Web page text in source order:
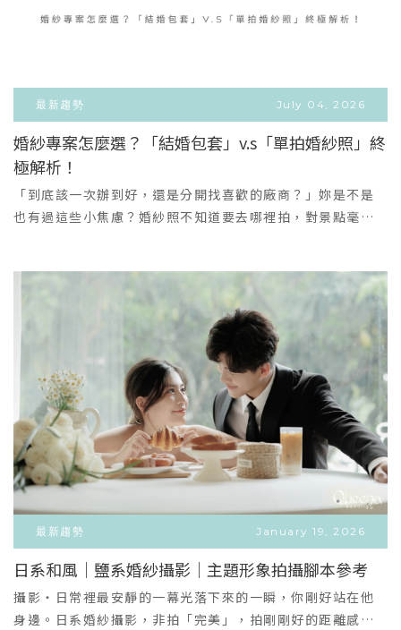
肚子裡的小生命，正在悄悄改變妳的人生。無論是全家團
放大框/桌框），由一條龍專業團隊完整打理：👨‍👩‍👧‍👦 經典
全家福：手機裡總不缺照片，但有多久沒有一張「全家人都
到齊、每個人都完美」的正式合照了？不管是送給父母的結
婚週年禮物，還是家族跨世代的傳承合影，我們替你凝結全
家人一瞬間的時光。🤰 溫柔孕婦婚紗：產檢及日常生活都穩
定健康的話建議在懷孕 32-36 週留影。歡迎自備服裝道具與
婦手工婚紗，完美襯托孕媽咪出最優雅的線條，修飾身形，
紀錄生命最初的奇妙蛻變！🐶 寵物毛孩寫真：寵物就是我們
的家人！有毛、無毛的寶貝我們都歡迎！昆娜擁有獨立的專
業攝影棚與耐心的團隊，善於捕捉寶貝與妳之間最真摯、最
互相信任的眼神互動。(本項可與全家福、孕婦婚紗完美結合
拍攝)Q：專案價格是多少？內容有什麼？A：昆娜全家福專案
36800起、孕婦寫真及寵物寫真專案28800起，內含昆娜立
體攝影棚拍攝、2套女生禮服、20組相片(含電子檔)入冊、相
本相框......等。男生如果需要西服可另外加選，會由我們的專
業西服工作室【品位室西服】提供服務唷！Q：我有預算考
量，希望可以抓在$XXXXX，可以嗎？A：可以喔！一樣是來
店裡請顧問規劃，看有哪些內容慢慢討論刪減，去蕪存菁！
盡量留下您想要的內容，幫您規劃在預算內。Q：有小朋友的
衣服嗎？A：小男生自備。昆娜有女生的小花童服，適用身高
大約在90-110公分。如果更高可以考慮租借一般拍照禮服或
雞尾酒服；如果更小的小女生服裝就需要自備唷！選擇昆
＋
最新趨勢 July 04, 2026
婚紗專案怎麼選？「結婚包套」v.s「單拍婚紗照」終
極解析！
「到底該一次辦到好，還是分開找喜歡的廠商？」妳是不是
也有過這些小焦慮？婚紗照不知道要去哪裡拍，對景點毫無
版型？別擔心，把這些繁瑣的功課，都交給昆娜吧🤍一張圖
看懂：結婚包套 v.s 單拍婚紗照每個人的婚禮節奏不同，適合
的方案當然也不同：方案項目✨ 結婚包套 (一條龍服務)📸 單
拍婚紗照 (純拍照方案)方案價格(僅供參考)$53800 ～
$99800$42800 ～ $58800服務內容包含「婚紗攝影」與
「宴客禮服、周邊」僅包含「婚紗攝影」相關服務適合對象
婚期已定/未定講求效率、希望婚禮風格一致的忙碌新人已辦
完婚宴、海外婚禮或不辦宴客的新人最大優點省時、省心、
高cp值，不需重複尋找廠商。簡單、純粹，無後續宴客包
袱。Q：我想調整內容，加一套拍照禮服、不要相本相框、想
調整照片組數......etc.，可以嗎？A：可以喔！方案內容都可
以來店跟顧問討論調整，調整完顧問會幫您重新報價喔！Q：
全毛片有贈送嗎？A：昆娜沒有照片全給，可以挑自己喜歡的
照片，昆娜會幫您調色完美精修，可以討論修照片的程度
唷！Q：我有預算考量，希望可以抓在$XXXXX，可以嗎？
A：可以喔！一樣是來店裡請顧問規劃，看有哪些內容慢慢討
VIEW MORE
＋
最新趨勢 January 19, 2026
日系和風｜鹽系婚紗攝影｜主題形象拍攝腳本參考
攝影‧日常裡最安靜的一幕光落下來的一瞬，你剛好站在他
身邊。日系婚紗攝影，非拍「完美」，拍剛剛好的距離感。